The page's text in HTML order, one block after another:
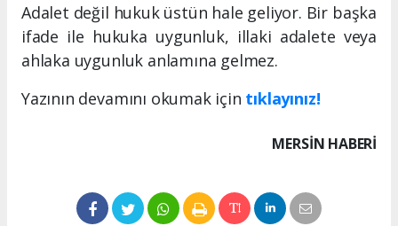
Adalet değil hukuk üstün hale geliyor. Bir başka
ifade ile hukuka uygunluk, illaki adalete veya
ahlaka uygunluk anlamına gelmez.
Yazının devamını okumak için tıklayınız!
MERSIN HABERİ